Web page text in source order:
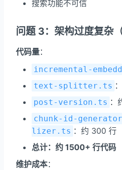
搜索功能不可信
问题 3：架构过度复杂（
代码量：
incremental-
text-splitter.ts
post-version.ts ：
chunk-id-
lizer.ts ：约 300 行
总计：约 1500+ 行代码
维护成本：